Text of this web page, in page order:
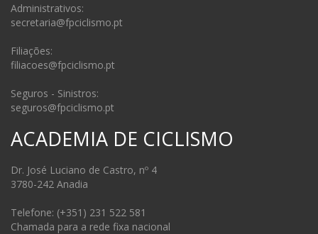
Administrativos:
secretaria@fpciclismo.pt
Filiações:
filiacoes@fpciclismo.pt
Seguros - Sinistros:
seguros@fpciclismo.pt
ACADEMIA DE CICLISMO
Dr. José Luciano de Castro, nº 4
3780-242 Anadia
Telefone: (+351) 231 522 581
Chamada para a rede fixa nacional